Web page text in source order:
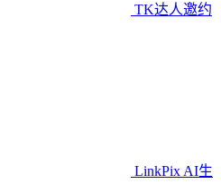
TK达人邀约
LinkPix AI生